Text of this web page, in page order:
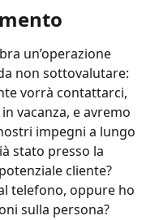
un’operazione
non sottovalutare:
vorrà contattarci,
vacanza, e avremo
impegni a lungo
stato presso la
cliente?
telefono, oppure ho
sulla persona?